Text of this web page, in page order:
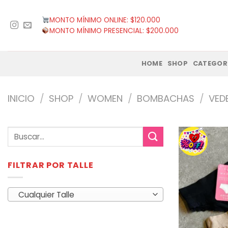
contenido
MONTO MÍNIMO ONLINE: $120.000
MONTO MÍNIMO PRESENCIAL: $200.000
HOME SHOP
INICIO / SHOP / WOMEN / BOMBACHAS /
Buscar
FILTRAR POR TALLE
Cualquier Talle